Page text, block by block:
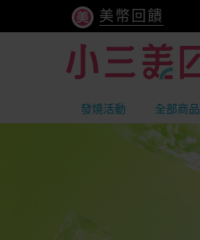
美幣回饋
發燒活動 全部商品